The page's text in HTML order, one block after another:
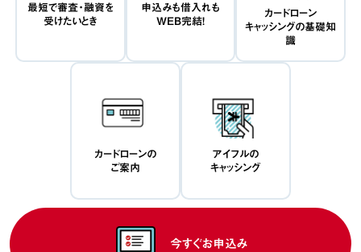
最短で審査・融資を
受けたいとき
申込みも借入れも
WEB完結！
カードローン
キャッシングの基礎知
識
カードローンの
ご案内
アイフルの
キャッシング
今すぐお申込み